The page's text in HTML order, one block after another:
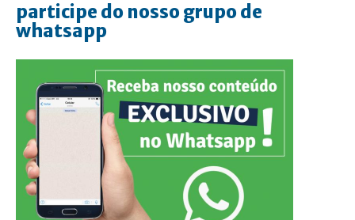
participe do nosso grupo de
whatsapp